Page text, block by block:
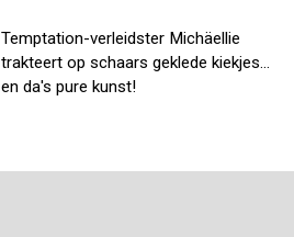
Temptation-verleidster Michäellie
trakteert op schaars geklede kiekjes...
en da's pure kunst!